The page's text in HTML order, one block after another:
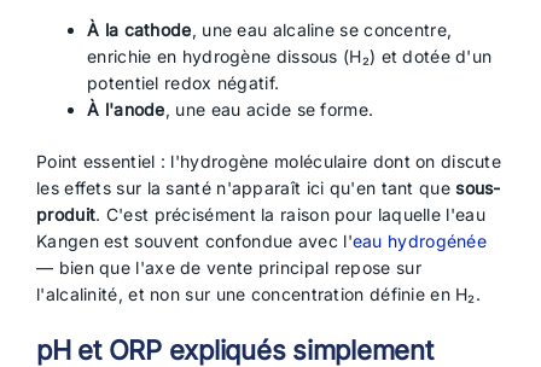
À la cathode, une eau alcaline se concentre,
enrichie en hydrogène dissous (H₂) et dotée d'un
potentiel redox négatif.
À l'anode, une eau acide se forme.
Point essentiel : l'hydrogène moléculaire dont on discute
les effets sur la santé n'apparaît ici qu'en tant quesous-
produit. C'est précisément la raison pour laquelle l'eau
Kangen est souvent confondue avec l'eau hydrogénée
— bien que l'axe de vente principal repose sur
l'alcalinité, et non sur une concentration définie en H₂.
pH et ORP expliqués simplement